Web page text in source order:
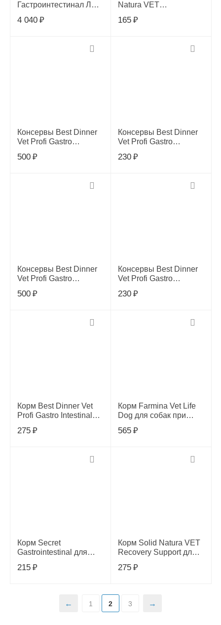
Гастроинтестинал Лоу
пониженным
заболеваниях ЖКТ, 2кг
4 040 ₽
Natura VET
кошек, 100 гр
165 ₽
Консервы Best Dinner
Vet Profi Gastro
кониной 340 гр
500 ₽
Консервы Best Dinner
Vet Profi Gastro
телятина с
230 ₽
Консервы Best Dinner
Vet Profi Gastro
телятина с
500 ₽
Консервы Best Dinner
Vet Profi Gastro
ягненок с сердцем, 100
230 ₽
Корм Best Dinner Vet
Profi Gastro Intestinal
нарушении
275 ₽
Корм Farmina Vet Life
Dog для собак при
300 г
565 ₽
Корм Secret
Gastrointestinal для
индейки и курицы, 340г
215 ₽
Корм Solid Natura VET
Recovery Support для
275 ₽
1 2 3